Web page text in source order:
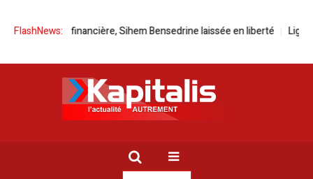
FlashNews:Sihem Bensedrine laissée en liberté Ligne TGM | Le ras-le-